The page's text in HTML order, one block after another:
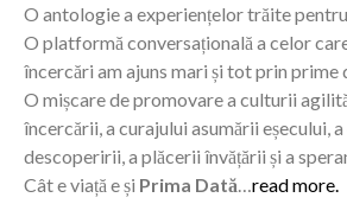
O antologie a experiențelor trăite pentru
O platformă conversațională a celor
încercări am ajuns mari și tot prin prime
O mișcare de promovare a culturii
încercării, a curajului asumării eșecului,
descoperirii, a plăcerii învățării și a
Cât e viață e și Prima Dată read more.